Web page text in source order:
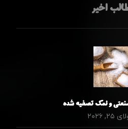
اخیر
و نمک تصفیه شده
۲۰۲۶